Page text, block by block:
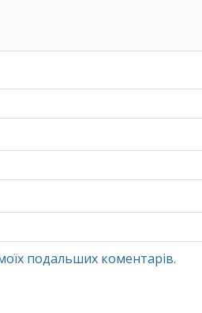
подальших коментарів.